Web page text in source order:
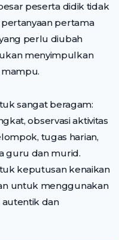
peserta didik tidak
pertama
perlu diubah
menyimpulkan
sangat beragam:
observasi aktivitas
tugas harian,
guru dan murid.
keputusan kenaikan
untuk menggunakan
dan